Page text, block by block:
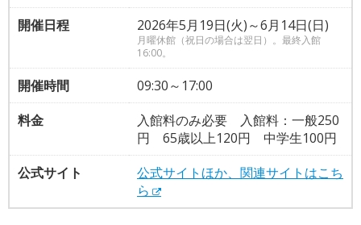
開催日程
2026年5月19日(火)～6月14日(日)
月曜休館（祝日の場合は翌日）。最終入館
16:00。
開催時間
09:30～17:00
料金
入館料のみ必要 入館料：一般250
円 65歳以上120円 中学生100円
公式サイト
公式サイトほか、関連サイトはこち
ら